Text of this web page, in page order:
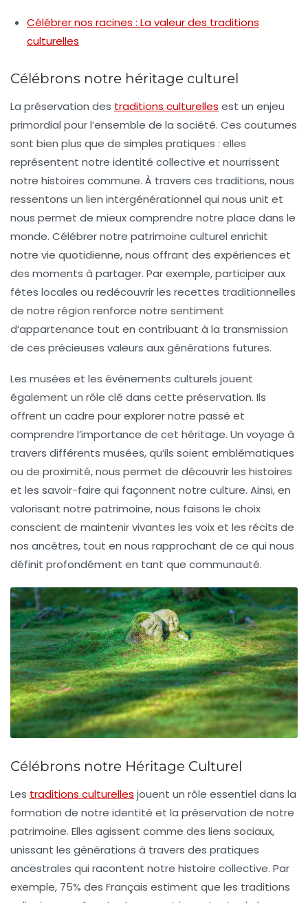
Célébrer nos racines : La valeur des traditions
culturelles
Célébrons notre héritage culturel
La préservation des traditions culturelles est un enjeu
primordial pour l’ensemble de la société. Ces coutumes
sont bien plus que de simples pratiques : elles
représentent notre identité collective et nourrissent
notre histoires commune. À travers ces traditions, nous
ressentons un lien intergénérationnel qui nous unit et
nous permet de mieux comprendre notre place dans le
monde. Célébrer notre patrimoine culturel enrichit
notre vie quotidienne, nous offrant des expériences et
des moments à partager. Par exemple, participer aux
fêtes locales ou redécouvrir les recettes traditionnelles
de notre région renforce notre sentiment
d’appartenance tout en contribuant à la transmission
de ces précieuses valeurs aux générations futures.
Les musées et les événements culturels jouent
également un rôle clé dans cette préservation. Ils
offrent un cadre pour explorer notre passé et
comprendre l’importance de cet héritage. Un voyage à
travers différents musées, qu’ils soient emblématiques
ou de proximité, nous permet de découvrir les histoires
et les savoir-faire qui façonnent notre culture. Ainsi, en
valorisant notre patrimoine, nous faisons le choix
conscient de maintenir vivantes les voix et les récits de
nos ancêtres, tout en nous rapprochant de ce qui nous
définit profondément en tant que communauté.
Célébrons notre Héritage Culturel
Les traditions culturelles jouent un rôle essentiel dans la
formation de notre identité et la préservation de notre
patrimoine. Elles agissent comme des liens sociaux,
unissant les générations à travers des pratiques
ancestrales qui racontent notre histoire collective. Par
exemple, 75% des Français estiment que les traditions